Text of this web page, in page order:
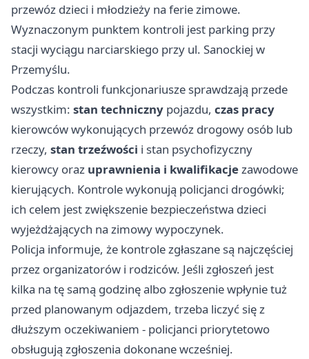
przewóz dzieci i młodzieży na ferie zimowe.
Wyznaczonym punktem kontroli jest parking przy
stacji wyciągu narciarskiego przy ul. Sanockiej w
Przemyślu.
Podczas kontroli funkcjonariusze sprawdzają przede
wszystkim: stan techniczny pojazdu, czas pracy
kierowców wykonujących przewóz drogowy osób lub
rzeczy, stan trzeźwości i stan psychofizyczny
kierowcy oraz uprawnienia i kwalifikacjezawodowe
kierujących. Kontrole wykonują policjanci drogówki;
ich celem jest zwiększenie bezpieczeństwa dzieci
wyjeżdżających na zimowy wypoczynek.
Policja informuje, że kontrole zgłaszane są najczęściej
przez organizatorów i rodziców. Jeśli zgłoszeń jest
kilka na tę samą godzinę albo zgłoszenie wpłynie tuż
przed planowanym odjazdem, trzeba liczyć się z
dłuższym oczekiwaniem - policjanci priorytetowo
obsługują zgłoszenia dokonane wcześniej.